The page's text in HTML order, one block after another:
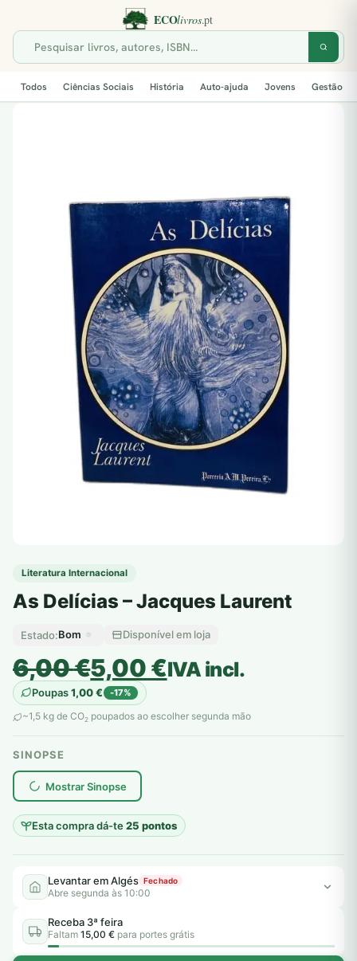
Todos Ciências Sociais História Auto-ajuda Jovens Gestão
Literatura Internacional
As Delícias – Jacques Laurent
Estado:Bom Disponível em loja
6,00€
O
preço
original
era:
6,00 €.
5,00€
O
preço
atual
é:
5,00 €.
IVA incl.
Poupas1,00€ -17%
~1,5 kg de CO2 poupados ao escolher segunda mão
SINOPSE
Mostrar Sinopse
Esta compra dá-te25 pontos
plantar árvores reais
Levantar em Algés Fechado
Abre segunda às 10:00
Receba 3ª feira
Faltam 15,00 € para portes grátis